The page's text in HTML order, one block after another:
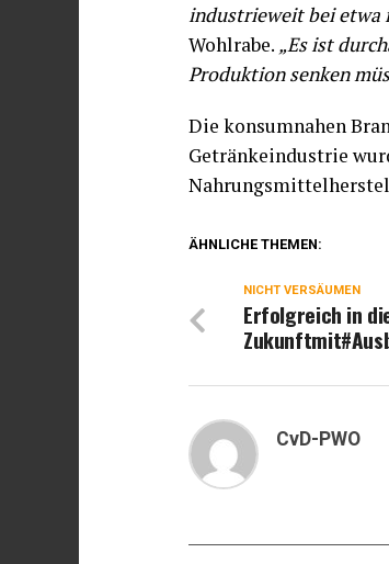
industrieweit bei etwa
Wohlrabe. „Es ist
Produktion senken
Die konsumnahen
Getränkeindustrie
ÄHNLICHE THEMEN:
NICHT VERSÄUMEN
Erfolgreich in
CvD-PWO